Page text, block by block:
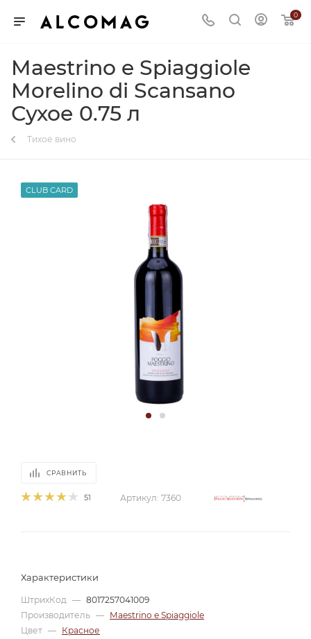
0
Maestrino e Spiaggiole
Morelino di Scansano
Сухое 0.75 л
Тихое вино
CLUB CARD
СРАВНИТЬ
51 Артикул: 7360
Характеристики
ШтрихКод — 8017257041009
Производитель — Maestrino e Spiaggiole
Цвет — Красное